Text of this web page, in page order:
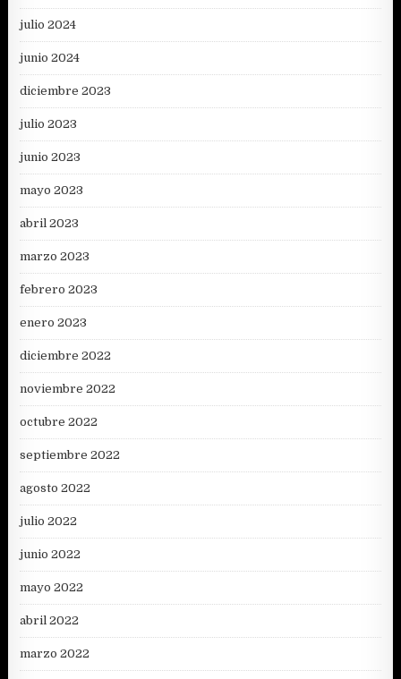
julio 2024
junio 2024
diciembre 2023
julio 2023
junio 2023
mayo 2023
abril 2023
marzo 2023
febrero 2023
enero 2023
diciembre 2022
noviembre 2022
octubre 2022
septiembre 2022
agosto 2022
julio 2022
junio 2022
mayo 2022
abril 2022
marzo 2022